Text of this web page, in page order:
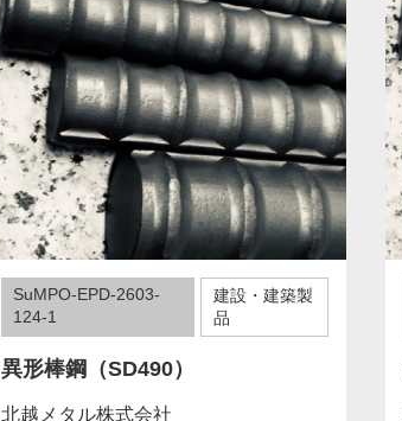
SuMPO-EPD-2603-
124-1
建設・建築製
品
異形棒鋼（SD490）
北越メタル株式会社